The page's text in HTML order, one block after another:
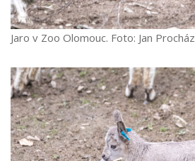
Jaro v Zoo Olomouc. Foto: Jan